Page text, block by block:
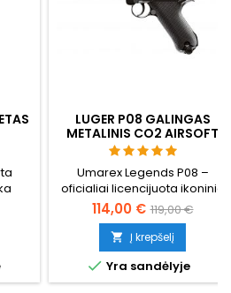
LUGER P08 GALINGAS
METALINIS CO2 AIRSOFT
PISTOLETAS - UMAREX
LEGENDS
Umarex Legends P08 –
oficialiai licencijuota ikoninio
Antrojo pasaulinio karo
pistoleto replika. Visas
metalas, 818 g, 216 mm, CO2
varomas. Metaliame dėtuve:
12 g CO2 kasetė ir 15 BB.
Autentiškas saugiklis kaip
114,00 € 119,00 €
 Į krepšelį
 Yra sandėlyje